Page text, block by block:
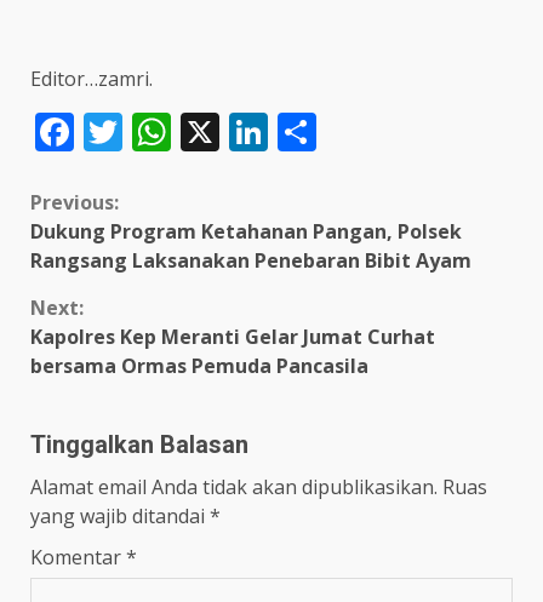
Editor…zamri.
Facebook
Twitter
WhatsApp
X LinkedIn
Continue
Reading
Previous:
Dukung Program Ketahanan Pangan, Polsek
Rangsang Laksanakan Penebaran Bibit Ayam
Next:
Kapolres Kep Meranti Gelar Jumat Curhat
bersama Ormas Pemuda Pancasila
Tinggalkan Balasan
Alamat email Anda tidak akan dipublikasikan. Ruas
yang wajib ditandai *
Komentar*